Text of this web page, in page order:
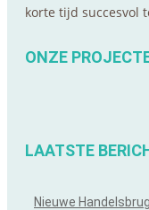
korte tijd succesvol
ONZE
LAATSTE
Nieuwe